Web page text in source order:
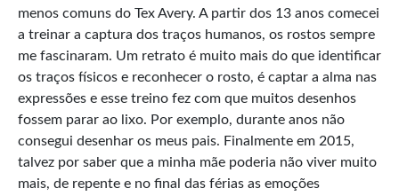
menos comuns do Tex Avery. A partir dos 13 anos comecei
a treinar a captura dos traços humanos, os rostos sempre
me fascinaram. Um retrato é muito mais do que identificar
os traços físicos e reconhecer o rosto, é captar a alma nas
expressões e esse treino fez com que muitos desenhos
fossem parar ao lixo. Por exemplo, durante anos não
consegui desenhar os meus pais. Finalmente em 2015,
talvez por saber que a minha mãe poderia não viver muito
mais, de repente e no final das férias as emoções